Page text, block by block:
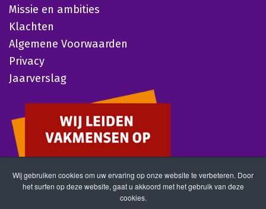
Missie en ambities
Klachten
Algemene Voorwaarden
Privacy
Jaarverslag
Wij gebruiken cookies om uw ervaring op onze website te verbeteren. Door
het surfen op deze website, gaat u akkoord met het gebruik van deze
cookies.